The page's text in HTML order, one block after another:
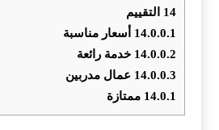
14 التقييم
14.0.0.1 أسعار مناسبة
14.0.0.2 خدمة رائعة
14.0.0.3 عمال مدربين
14.0.1 ممتازة